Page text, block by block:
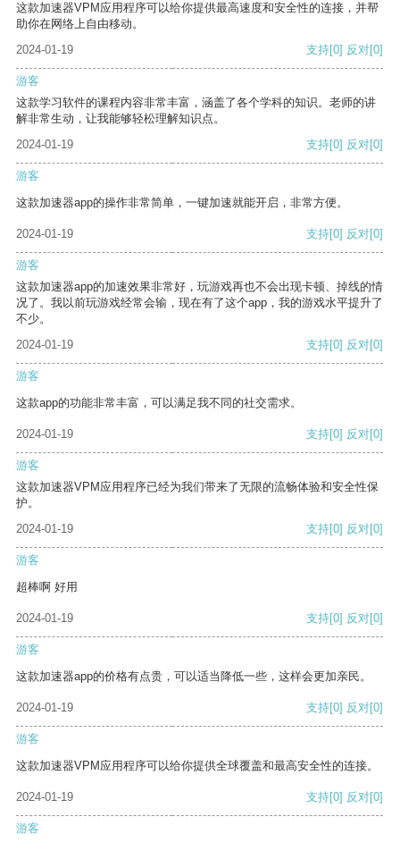
这款加速器VPM应用程序可以给你提供最高速度和安全性的连接，并帮
助你在网络上自由移动。
2024-01-19
支持[0] 反对[0]
游客
这款学习软件的课程内容非常丰富，涵盖了各个学科的知识。老师的讲
解非常生动，让我能够轻松理解知识点。
2024-01-19
支持[0] 反对[0]
游客
这款加速器app的操作非常简单，一键加速就能开启，非常方便。
2024-01-19 支持[0] 反对[0]
游客
这款加速器app的加速效果非常好，玩游戏再也不会出现卡顿、掉线的情
况了。我以前玩游戏经常会输，现在有了这个app，我的游戏水平提升了
不少。
2024-01-19
支持[0] 反对[0]
游客
这款app的功能非常丰富，可以满足我不同的社交需求。
2024-01-19 支持[0] 反对[0]
游客
这款加速器VPM应用程序已经为我们带来了无限的流畅体验和安全性保
护。
2024-01-19
支持[0] 反对[0]
游客
超棒啊 好用
2024-01-19 支持[0] 反对[0]
游客
这款加速器app的价格有点贵，可以适当降低一些，这样会更加亲民。
2024-01-19 支持[0] 反对[0]
游客
这款加速器VPM应用程序可以给你提供全球覆盖和最高安全性的连接。
2024-01-19 支持[0] 反对[0]
游客